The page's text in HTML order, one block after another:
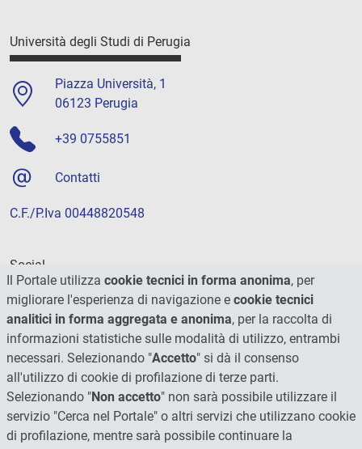
Università degli Studi di Perugia
Piazza Università, 1
06123 Perugia
+39 0755851
Contatti
C.F./P.Iva 00448820548
Social
Il Portale utilizza cookie tecnici in forma anonima, per
migliorare l'esperienza di navigazione e cookie tecnici
analitici in forma aggregata e anonima, per la raccolta di
informazioni statistiche sulle modalità di utilizzo, entrambi
necessari. Selezionando "Accetto" si dà il consenso
all'utilizzo di cookie di profilazione di terze parti.
Selezionando "Non accetto" non sarà possibile utilizzare il
servizio "Cerca nel Portale" o altri servizi che utilizzano cookie
di profilazione, mentre sarà possibile continuare la